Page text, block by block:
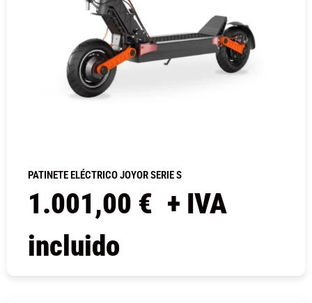
PATINETE ELÉCTRICO JOYOR SERIE S
1.001,00 € + IVA
incluido